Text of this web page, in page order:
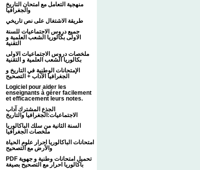
منهجية التعامل مع امتحان التاريخ
والجغرافيا
طريقة الاشتغال على نص تاريخي
جميع دروس الاجتماعيات للسنة
الاولى بكالوريا الشعب العلمية و
التقنية
ملخصات دروس الاجتماعيات الاولى
بكالوريا الشعب العلمية و التقنية
الإمتحانات الوطنية في التاريخ و
الجغرافيا الآداب + التصحيح
Logiciel pour aider les
enseignants à gérer facilement
et efficacement leurs notes.
الجذع المشترك آداب
الاجتماعيات:الجغرافيا والتاريخ
السنة الثانية من سلك الباكالوريا
ملخصات الجغرافيا
امتحانات الباكالوريا احرار علوم الحياة
والأرض مع التصحيح
PDF تحميل امتحانات وطنية و جهوية
باكالوريا احرار مع التصحيح بصيغة